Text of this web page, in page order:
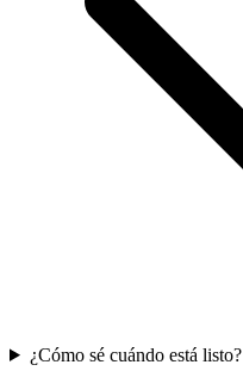
¿Cómo sé cuándo está listo?